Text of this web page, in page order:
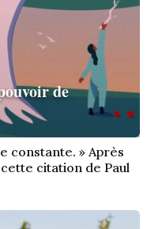
de
constante. » Après
citation de Paul